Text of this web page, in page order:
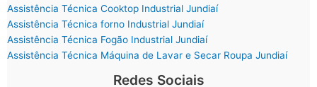
Assistência Técnica Cooktop Industrial Jundiaí
Assistência Técnica forno Industrial Jundiaí
Assistência Técnica Fogão Industrial Jundiaí
Assistência Técnica Máquina de Lavar e Secar Roupa Jundiaí
Redes Sociais